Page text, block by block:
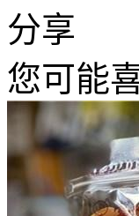
分享
您可能